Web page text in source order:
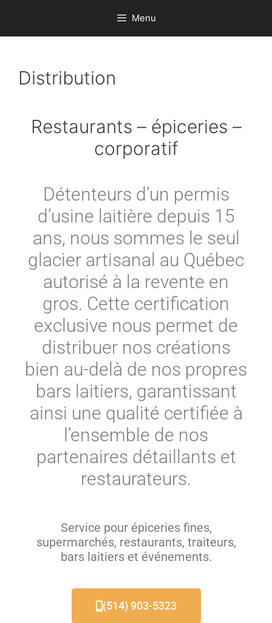
Menu
Distribution
Restaurants – épiceries –
corporatif
Détenteurs d’un permis
d’usine laitière depuis 15
ans, nous sommes le seul
glacier artisanal au Québec
autorisé à la revente en
gros. Cette certification
exclusive nous permet de
distribuer nos créations
bien au-delà de nos propres
bars laitiers, garantissant
ainsi une qualité certifiée à
l’ensemble de nos
partenaires détaillants et
restaurateurs.
Service pour épiceries fines,
supermarchés, restaurants, traiteurs,
bars laitiers et événements.
(514) 903-5323